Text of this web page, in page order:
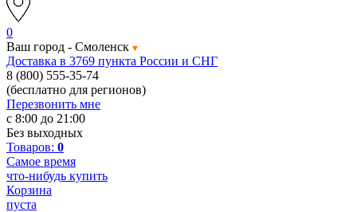
0
Ваш город - Смоленск
Доставка в 3769 пункта России и СНГ
8 (800) 555-35-74
(бесплатно для регионов)
Перезвонить мне
с 8:00 до 21:00
Без выходных
Товаров: 0
Самое время
что-нибудь купить
Корзина
пуста